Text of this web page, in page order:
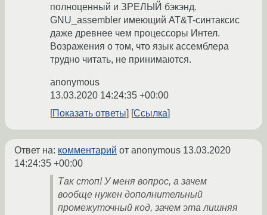
полноценный и ЗРЕЛЫЙ бэкэнд.
GNU_assembler имеющий AT&T-синтаксис
даже древнее чем процессоры Интел.
Возражения о том, что язык ассемблера
трудно читать, не принимаются.
anonymous
13.03.2020 14:24:35 +00:00
Показать ответы
Ссылка
Ответ на: комментарий от anonymous 13.03.2020
14:24:35 +00:00
Так стоп! У меня вопрос, а зачем
вообще нужен дополнительный
промежуточный код, зачем эта лишняя